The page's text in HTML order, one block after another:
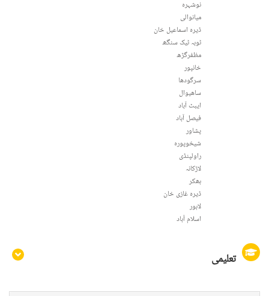
نوشہرہ
میانوالی
ڈیرہ اسماعیل خان
ٹوبہ ٹیک سنگھ
مظفرگڑھ
خانپور
سرگودھا
ساھیوال
ایبٹ آباد
فيصل آباد
پشاور
شیخوپورہ
راولپنڈی
لاڑکانہ
بھکر
ڈیرہ غازی خان
لاہور
اسلام آباد
تعلیمی